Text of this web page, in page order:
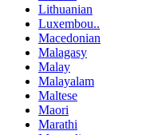
Lithuanian
Luxembou..
Macedonian
Malagasy
Malay
Malayalam
Maltese
Maori
Marathi